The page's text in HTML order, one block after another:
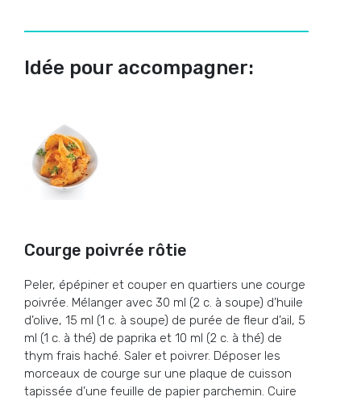
Idée pour accompagner:
Courge poivrée rôtie
Peler, épépiner et couper en quartiers une courge
poivrée. Mélanger avec 30 ml (2 c. à soupe) d’huile
d’olive, 15 ml (1 c. à soupe) de purée de fleur d’ail, 5
ml (1 c. à thé) de paprika et 10 ml (2 c. à thé) de
thym frais haché. Saler et poivrer. Déposer les
morceaux de courge sur une plaque de cuisson
tapissée d’une feuille de papier parchemin. Cuire